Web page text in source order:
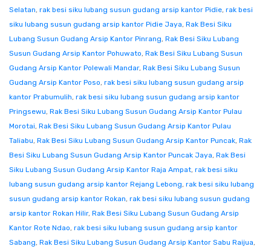
Selatan, rak besi siku lubang susun gudang arsip kantor Pidie, rak besi
siku lubang susun gudang arsip kantor Pidie Jaya, Rak Besi Siku
Lubang Susun Gudang Arsip Kantor Pinrang, Rak Besi Siku Lubang
Susun Gudang Arsip Kantor Pohuwato, Rak Besi Siku Lubang Susun
Gudang Arsip Kantor Polewali Mandar, Rak Besi Siku Lubang Susun
Gudang Arsip Kantor Poso, rak besi siku lubang susun gudang arsip
kantor Prabumulih, rak besi siku lubang susun gudang arsip kantor
Pringsewu, Rak Besi Siku Lubang Susun Gudang Arsip Kantor Pulau
Morotai, Rak Besi Siku Lubang Susun Gudang Arsip Kantor Pulau
Taliabu, Rak Besi Siku Lubang Susun Gudang Arsip Kantor Puncak, Rak
Besi Siku Lubang Susun Gudang Arsip Kantor Puncak Jaya, Rak Besi
Siku Lubang Susun Gudang Arsip Kantor Raja Ampat, rak besi siku
lubang susun gudang arsip kantor Rejang Lebong, rak besi siku lubang
susun gudang arsip kantor Rokan, rak besi siku lubang susun gudang
arsip kantor Rokan Hilir, Rak Besi Siku Lubang Susun Gudang Arsip
Kantor Rote Ndao, rak besi siku lubang susun gudang arsip kantor
Sabang, Rak Besi Siku Lubang Susun Gudang Arsip Kantor Sabu Raijua,